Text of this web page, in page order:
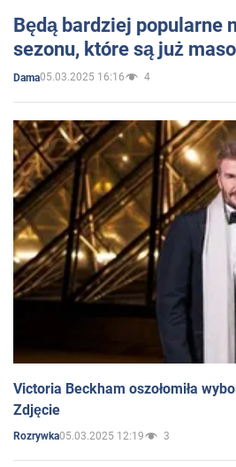
Będą bardziej popularne
sezonu, które są już
Dama05.03.2025 16:16 4
Victoria Beckham oszołomiła
Zdjęcie
Rozrywka05.03.2025 12:19 3